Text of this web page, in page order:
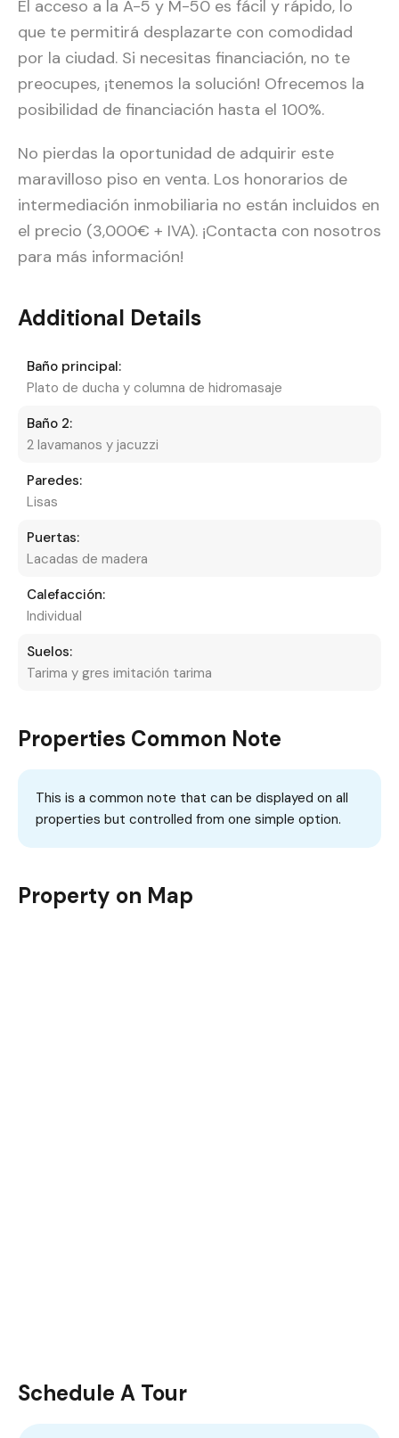
El acceso a la A-5 y M-50 es fácil y rápido, lo
que te permitirá desplazarte con comodidad
por la ciudad. Si necesitas financiación, no te
preocupes, ¡tenemos la solución! Ofrecemos la
posibilidad de financiación hasta el 100%.
No pierdas la oportunidad de adquirir este
maravilloso piso en venta. Los honorarios de
intermediación inmobiliaria no están incluidos en
el precio (3,000€ + IVA). ¡Contacta con nosotros
para más información!
Additional Details
Baño principal:
Plato de ducha y columna de hidromasaje
Baño 2:
2 lavamanos y jacuzzi
Paredes:
Lisas
Puertas:
Lacadas de madera
Calefacción:
Individual
Suelos:
Tarima y gres imitación tarima
Properties Common Note
This is a common note that can be displayed on all
properties but controlled from one simple option.
Property on Map
Schedule A Tour